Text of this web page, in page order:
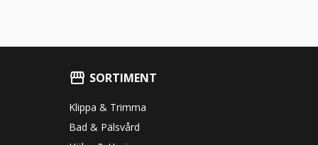
SORTIMENT
Klippa & Trimma
Bad & Pälsvård